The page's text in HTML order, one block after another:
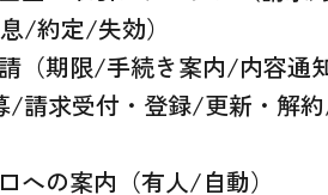
/約定/失効）
（期限/手続き案内/内容通
請求受付・登録/更新・解
への案内（有人/自動）